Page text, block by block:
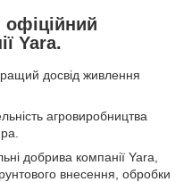
Yara.
досвід живлення
агровиробництва
добрива компанії Yara,
внесення, обробки